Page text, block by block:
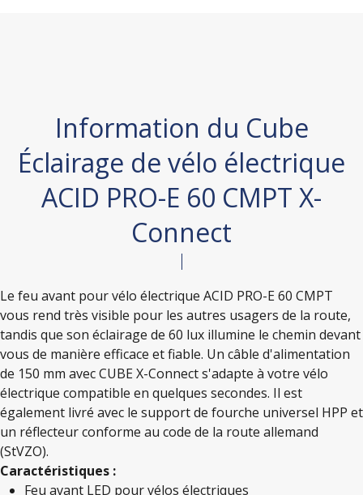
Information du Cube
Éclairage de vélo électrique
ACID PRO-E 60 CMPT X-
Connect
Le feu avant pour vélo électrique ACID PRO-E 60 CMPT
vous rend très visible pour les autres usagers de la route,
tandis que son éclairage de 60 lux illumine le chemin devant
vous de manière efficace et fiable. Un câble d'alimentation
de 150 mm avec CUBE X-Connect s'adapte à votre vélo
électrique compatible en quelques secondes. Il est
également livré avec le support de fourche universel HPP et
un réflecteur conforme au code de la route allemand
(StVZO).
Caractéristiques :
Feu avant LED pour vélos électriques